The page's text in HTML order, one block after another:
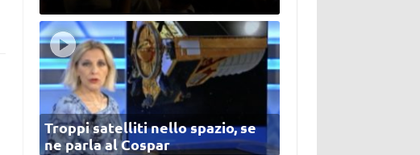
Troppi satelliti nello spazio, se
ne parla al Cospar